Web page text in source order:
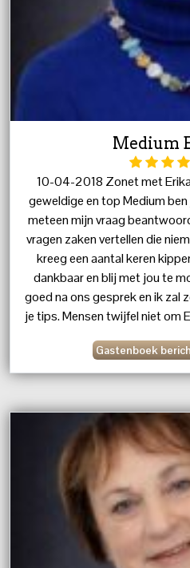
Medium
10-04-2018 Zonet met
geweldige en top Medium
meteen mijn vraag
vragen zaken vertellen die
kreeg een aantal keren
dankbaar en blij met jou te
goed na ons gesprek en ik zal
je tips. Mensen twijfel niet om
Susan
Gastenboek